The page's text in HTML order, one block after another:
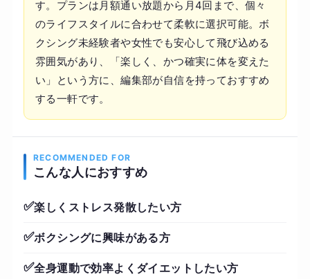
す。プランは月額通い放題から月4回まで、個々
のライフスタイルに合わせて柔軟に選択可能。ボ
クシング未経験者や女性でも安心して飛び込める
雰囲気があり、「楽しく、かつ確実に体を変えた
い」という方に、編集部が自信を持っておすすめ
する一軒です。
RECOMMENDED FOR
こんな人におすすめ
✅楽しくストレス発散したい方
✅ボクシングに興味がある方
✅全身運動で効率よくダイエットしたい方